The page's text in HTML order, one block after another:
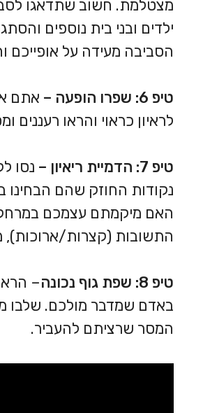
מצטלמת. חשוב שתדאגו
ילדים ובני בית נוספים
הסביבה מעידה על אופייכם
טיפ 6: שפרו הופעה –
אתם
לראיון כראוי והראו רעננים
טיפ 7: הדמיית ריאיון –
נסו
נקודות החוזק שהם הבחינו
האם מיקמתם עצמכם במרחק
התשובות (קצרות/ארוכות),
טיפ 8: שפת גוף נכונה
–
באדם שמדבר מולכם. שלבו
המסר שרציתם להעביר.